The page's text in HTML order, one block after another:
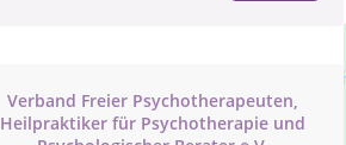
Verband Freier Psychotherapeuten,
Heilpraktiker für Psychotherapie und